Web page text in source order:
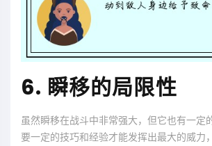
6. 瞬移的局限性
虽然瞬移在战斗中非常强大，但它也有一定
要一定的技巧和经验才能发挥出最大的威力